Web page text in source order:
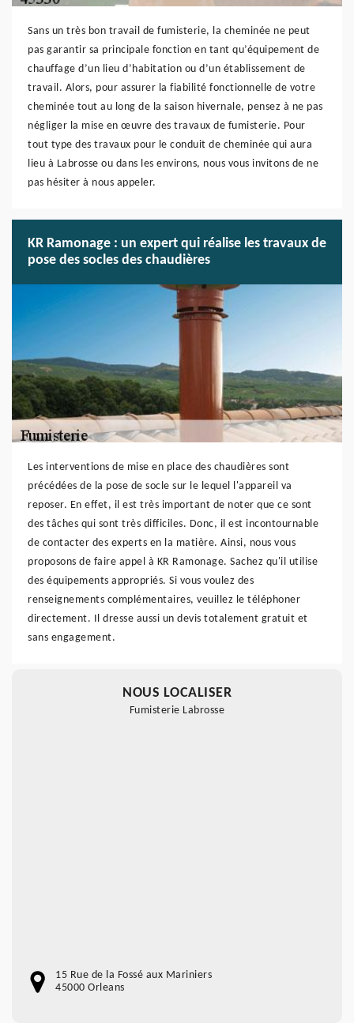
Sans un très bon travail de fumisterie, la cheminée ne peut
pas garantir sa principale fonction en tant qu’équipement de
chauffage d’un lieu d’habitation ou d’un établissement de
travail. Alors, pour assurer la fiabilité fonctionnelle de votre
cheminée tout au long de la saison hivernale, pensez à ne pas
négliger la mise en œuvre des travaux de fumisterie. Pour
tout type des travaux pour le conduit de cheminée qui aura
lieu à Labrosse ou dans les environs, nous vous invitons de ne
pas hésiter à nous appeler.
KR Ramonage : un expert qui réalise les travaux de
pose des socles des chaudières
Les interventions de mise en place des chaudières sont
précédées de la pose de socle sur le lequel l'appareil va
reposer. En effet, il est très important de noter que ce sont
des tâches qui sont très difficiles. Donc, il est incontournable
de contacter des experts en la matière. Ainsi, nous vous
proposons de faire appel à KR Ramonage. Sachez qu'il utilise
des équipements appropriés. Si vous voulez des
renseignements complémentaires, veuillez le téléphoner
directement. Il dresse aussi un devis totalement gratuit et
sans engagement.
NOUS LOCALISER
Fumisterie Labrosse
15 Rue de la Fossé aux Mariniers
45000 Orleans